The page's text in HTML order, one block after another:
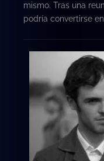
mismo. Tras una
podría convertirse